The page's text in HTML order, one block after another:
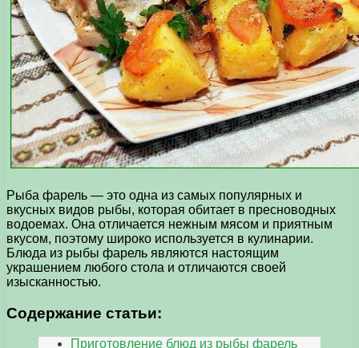
Рыба фарель — это одна из самых популярных и
вкусных видов рыбы, которая обитает в пресноводных
водоемах. Она отличается нежным мясом и приятным
вкусом, поэтому широко используется в кулинарии.
Блюда из рыбы фарель являются настоящим
украшением любого стола и отличаются своей
изысканностью.
Содержание статьи:
Приготовление блюд из рыбы фарель